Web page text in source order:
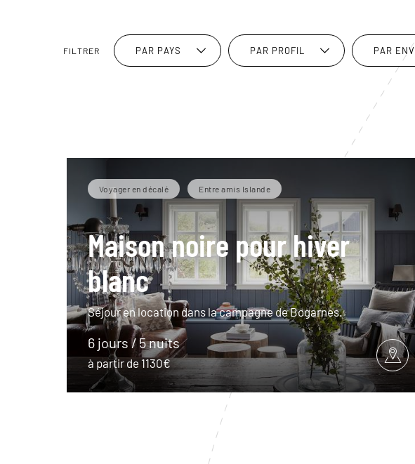
FILTRER PAR PAYS PAR PROFIL PAR
Voyager en décalé Entre amis Islande
Maison noire pour hiver
blanc
Séjour en location dans la campagne de Bogarnes.
6 jours / 5 nuits
à partir de 1130€